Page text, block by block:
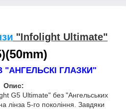
"Infolight Ultimate"
(50mm)
"АНГЕЛЬСКІ ГЛАЗКИ"
Опис:
G5 Ultimate" без "Ангельських
5-го покоління. Завдяки